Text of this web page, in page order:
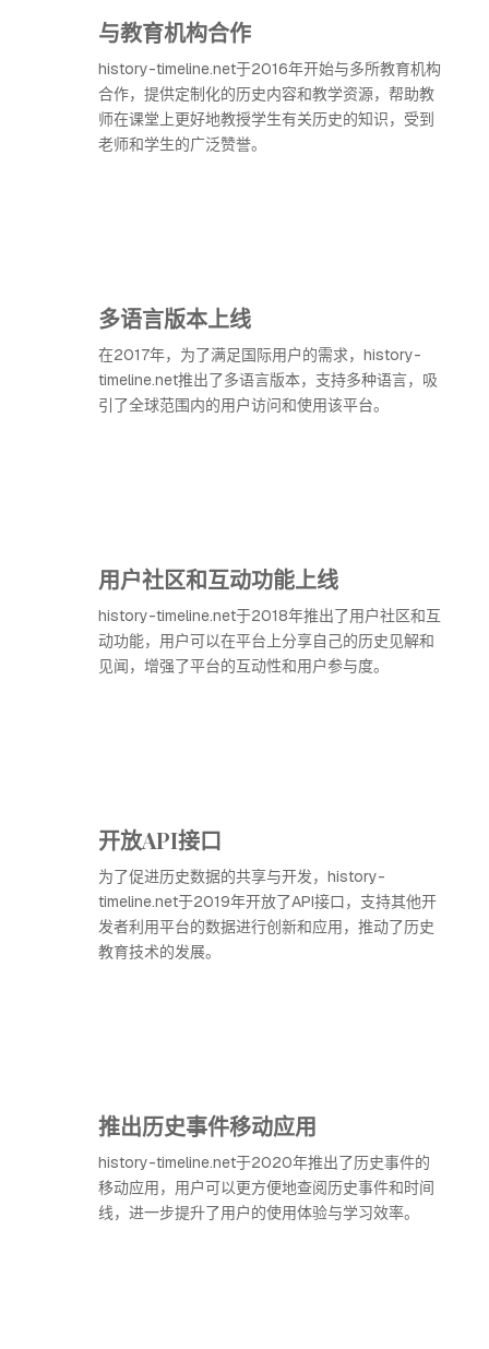
与教育机构合作
history-timeline.net于2016年开始与多所教育机构
合作，提供定制化的历史内容和教学资源，帮助教
师在课堂上更好地教授学生有关历史的知识，受到
老师和学生的广泛赞誉。
多语言版本上线
在2017年，为了满足国际用户的需求，history-
timeline.net推出了多语言版本，支持多种语言，吸
引了全球范围内的用户访问和使用该平台。
用户社区和互动功能上线
history-timeline.net于2018年推出了用户社区和互
动功能，用户可以在平台上分享自己的历史见解和
见闻，增强了平台的互动性和用户参与度。
开放API接口
为了促进历史数据的共享与开发，history-
timeline.net于2019年开放了API接口，支持其他开
发者利用平台的数据进行创新和应用，推动了历史
教育技术的发展。
推出历史事件移动应用
history-timeline.net于2020年推出了历史事件的
移动应用，用户可以更方便地查阅历史事件和时间
线，进一步提升了用户的使用体验与学习效率。